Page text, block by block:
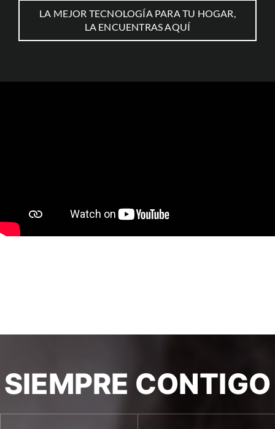
LA MEJOR TECNOLOGÍA PARA TU HOGAR,
LA ENCUENTRAS AQUÍ
SIEMPRE CONTIGO